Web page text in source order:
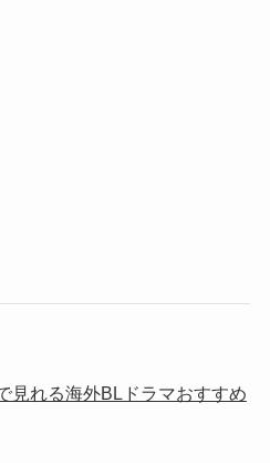
見れる海外BLドラマおすすめ